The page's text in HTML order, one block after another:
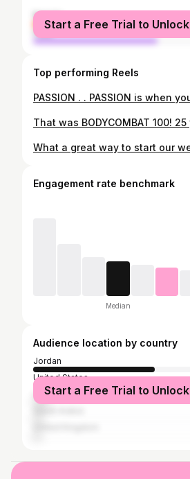
female
male
Start a Free Trial to Unlock
Top performing Reels
Engagement rate benchmark
Median
Audience location by country
Jordan
United States
United Arab Emirates
Start a Free Trial to Unlock